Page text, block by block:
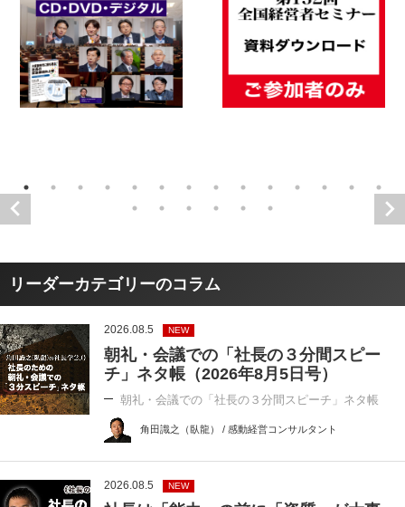
リーダーカテゴリーのコラム
2026.08.5 NEW
朝礼・会議での「社長の３分間スピー
チ」ネタ帳（2026年8月5日号）
朝礼・会議での「社長の３分間スピーチ」ネタ帳
角田識之（臥龍） / 感動経営コンサルタント
2026.08.5 NEW